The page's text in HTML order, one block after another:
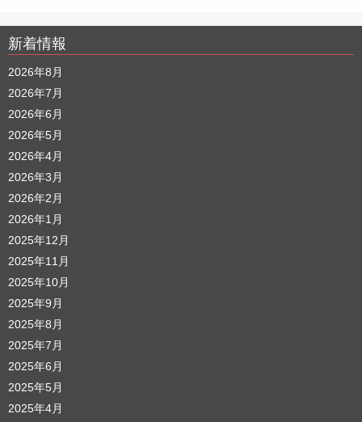
新着情報
2026年8月
2026年7月
2026年6月
2026年5月
2026年4月
2026年3月
2026年2月
2026年1月
2025年12月
2025年11月
2025年10月
2025年9月
2025年8月
2025年7月
2025年6月
2025年5月
2025年4月